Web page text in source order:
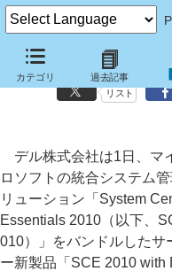
カテゴリ 過去記事
デル、「System Center
リスト
デル株式会社は1日、マ
ロソフトの統合システム管
リューション「System
Essentials 2010（以下、
010）」をバンドルしたサ
ー新製品「SCE 2010 with